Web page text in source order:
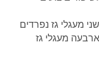
ארבעה מעגלי גז